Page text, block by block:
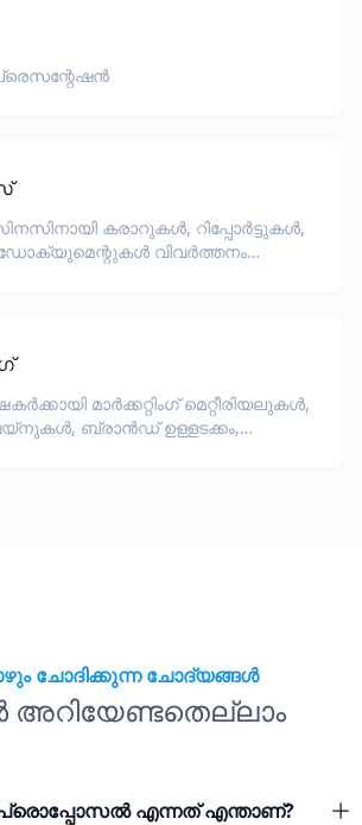
കരാറുകൾ, റിപ്പോർട്ടുകൾ,
ഡോക്യുമെന്റുകൾ വിവർത്തനം
മാർക്കറ്റിംഗ് മെറ്റീരിയലുകൾ,
ബ്രാൻഡ് ഉള്ളടക്കം,
ചോദിക്കുന്ന ചോദ്യങ്ങൾ
അറിയേണ്ടതെല്ലാം
എന്നത് എന്താണ്?